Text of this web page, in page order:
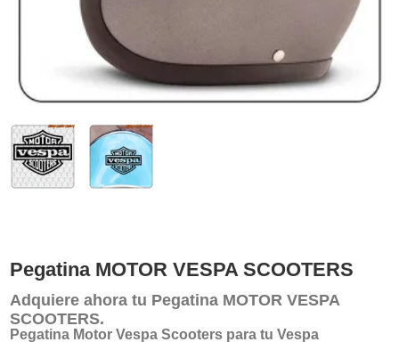
Pegatina MOTOR VESPA SCOOTERS
Adquiere ahora tu Pegatina MOTOR VESPA
SCOOTERS.
Pegatina Motor Vespa Scooters para tu Vespa